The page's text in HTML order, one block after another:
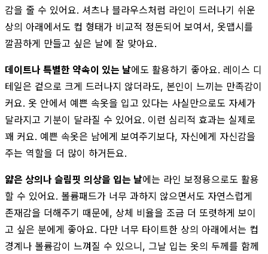
감을 줄 수 있어요. 셔츠나 블라우스처럼 라인이 드러나기 쉬운
상의 아래에서도 컵 형태가 비교적 정돈되어 보여서, 옷맵시를
깔끔하게 만들고 싶은 날에 잘 맞아요.
데이트나 특별한 약속이 있는 날에도 활용하기 좋아요. 레이스 디
테일은 겉으로 크게 드러나지 않더라도, 본인이 느끼는 만족감이
커요. 옷 안에서 예쁜 속옷을 입고 있다는 사실만으로도 자세가
달라지고 기분이 달라질 수 있어요. 이런 심리적 효과는 실제로
꽤 커요. 예쁜 속옷은 남에게 보여주기보다, 자신에게 자신감을
주는 역할을 더 많이 하거든요.
얇은 상의나 슬림핏 의상을 입는 날에는 라인 보정용으로도 활용
할 수 있어요. 볼륨패드가 너무 과하지 않으면서도 자연스럽게
존재감을 더해주기 때문에, 상체 비율을 조금 더 또렷하게 보이
고 싶은 분에게 좋아요. 다만 너무 타이트한 상의 아래에서는 컵
경계나 볼륨감이 느껴질 수 있으니, 그날 입는 옷의 두께를 함께